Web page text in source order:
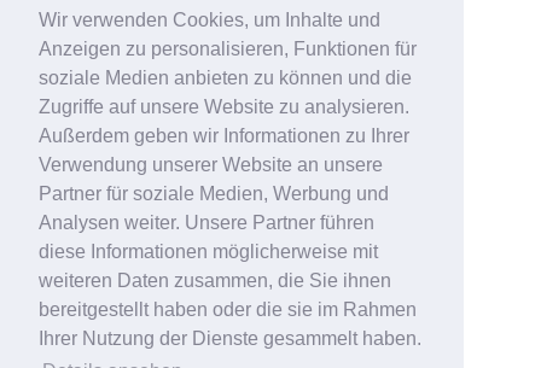
Wir verwenden Cookies, um Inhalte und
Anzeigen zu personalisieren, Funktionen für
soziale Medien anbieten zu können und die
Zugriffe auf unsere Website zu analysieren.
Außerdem geben wir Informationen zu Ihrer
Verwendung unserer Website an unsere
Partner für soziale Medien, Werbung und
Analysen weiter. Unsere Partner führen
diese Informationen möglicherweise mit
weiteren Daten zusammen, die Sie ihnen
bereitgestellt haben oder die sie im Rahmen
Ihrer Nutzung der Dienste gesammelt haben.